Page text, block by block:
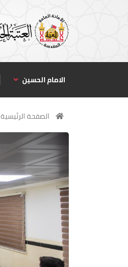
الامام الحسين
الصفحة الرئيسية